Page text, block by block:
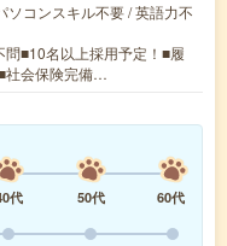
ソコンスキル不要 / 英語力不
■10名以上採用予定！■履
社会保険完備…
代 50代
60代